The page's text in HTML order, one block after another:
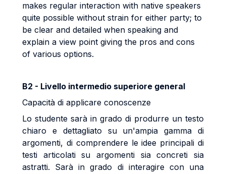
makes regular interaction with native speakers
quite possible without strain for either party; to
be clear and detailed when speaking and
explain a view point giving the pros and cons
of various options.
B2 - Livello intermedio superiore general
Capacità di applicare conoscenze
Lo studente sarà in grado di produrre un testo
chiaro e dettagliato su un'ampia gamma di
argomenti, di comprendere le idee principali di
testi articolati su argomenti sia concreti sia
astratti. Sarà in grado di interagire con una